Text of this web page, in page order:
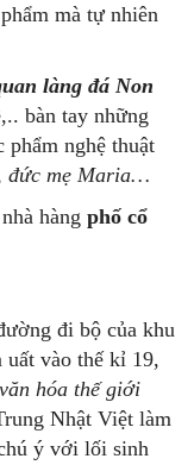
mà tự nhiên
làng đá Non
bàn tay những
phẩm nghệ thuật
đức mẹ Maria…
hàng phố cổ
đi bộ của khu
uất vào thế kỉ 19,
hóa thế giới
Nhật Việt làm
ý với lối sinh